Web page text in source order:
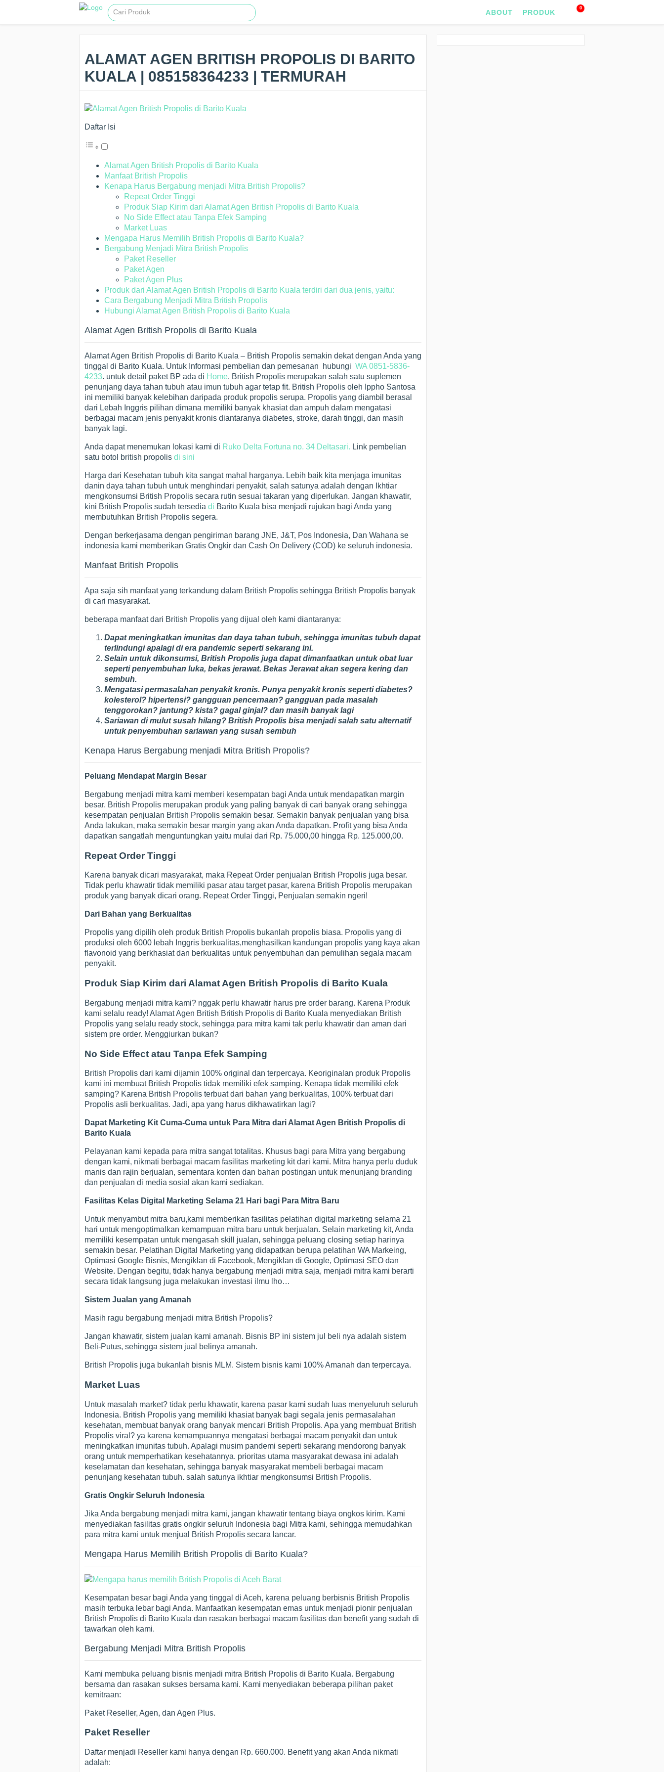
0
ABOUT PRODUK
ALAMAT AGEN BRITISH PROPOLIS DI BARITO
KUALA | 085158364233 | TERMURAH
Daftar Isi
Alamat Agen British Propolis di Barito Kuala
Manfaat British Propolis
Kenapa Harus Bergabung menjadi Mitra British Propolis?
Repeat Order Tinggi
Produk Siap Kirim dari Alamat Agen British Propolis di Barito Kuala
No Side Effect atau Tanpa Efek Samping
Market Luas
Mengapa Harus Memilih British Propolis di Barito Kuala?
Bergabung Menjadi Mitra British Propolis
Paket Reseller
Paket Agen
Paket Agen Plus
Produk dari Alamat Agen British Propolis di Barito Kuala terdiri dari dua jenis, yaitu:
Cara Bergabung Menjadi Mitra British Propolis
Hubungi Alamat Agen British Propolis di Barito Kuala
Alamat Agen British Propolis di Barito Kuala
Alamat Agen British Propolis di Barito Kuala – British Propolis semakin dekat dengan Anda yang
tinggal di Barito Kuala. Untuk Informasi pembelian dan pemesanan hubungi WA 0851-5836-
4233. untuk detail paket BP ada di Home. British Propolis merupakan salah satu suplemen
penunjang daya tahan tubuh atau imun tubuh agar tetap fit. British Propolis oleh Ippho Santosa
ini memiliki banyak kelebihan daripada produk propolis serupa. Propolis yang diambil berasal
dari Lebah Inggris pilihan dimana memiliki banyak khasiat dan ampuh dalam mengatasi
berbagai macam jenis penyakit kronis diantaranya diabetes, stroke, darah tinggi, dan masih
banyak lagi.
Anda dapat menemukan lokasi kami di Ruko Delta Fortuna no. 34 Deltasari. Link pembelian
satu botol british propolis di sini
Harga dari Kesehatan tubuh kita sangat mahal harganya. Lebih baik kita menjaga imunitas
danin daya tahan tubuh untuk menghindari penyakit, salah satunya adalah dengan Ikhtiar
mengkonsumsi British Propolis secara rutin sesuai takaran yang diperlukan. Jangan khawatir,
kini British Propolis sudah tersedia di Barito Kuala bisa menjadi rujukan bagi Anda yang
membutuhkan British Propolis segera.
Dengan berkerjasama dengan pengiriman barang JNE, J&T, Pos Indonesia, Dan Wahana se
indonesia kami memberikan Gratis Ongkir dan Cash On Delivery (COD) ke seluruh indonesia.
Manfaat British Propolis
Apa saja sih manfaat yang terkandung dalam British Propolis sehingga British Propolis banyak
di cari masyarakat.
beberapa manfaat dari British Propolis yang dijual oleh kami diantaranya:
Dapat meningkatkan imunitas dan daya tahan tubuh, sehingga imunitas tubuh dapat
terlindungi apalagi di era pandemic seperti sekarang ini.
Selain untuk dikonsumsi, British Propolis juga dapat dimanfaatkan untuk obat luar
seperti penyembuhan luka, bekas jerawat. Bekas Jerawat akan segera kering dan
sembuh.
Mengatasi permasalahan penyakit kronis. Punya penyakit kronis seperti diabetes?
kolesterol? hipertensi? gangguan pencernaan? gangguan pada masalah
tenggorokan? jantung? kista? gagal ginjal? dan masih banyak lagi
Sariawan di mulut susah hilang? British Propolis bisa menjadi salah satu alternatif
untuk penyembuhan sariawan yang susah sembuh
Kenapa Harus Bergabung menjadi Mitra British Propolis?
Peluang Mendapat Margin Besar
Bergabung menjadi mitra kami memberi kesempatan bagi Anda untuk mendapatkan margin
besar. British Propolis merupakan produk yang paling banyak di cari banyak orang sehingga
kesempatan penjualan British Propolis semakin besar. Semakin banyak penjualan yang bisa
Anda lakukan, maka semakin besar margin yang akan Anda dapatkan. Profit yang bisa Anda
dapatkan sangatlah menguntungkan yaitu mulai dari Rp. 75.000,00 hingga Rp. 125.000,00.
Repeat Order Tinggi
Karena banyak dicari masyarakat, maka Repeat Order penjualan British Propolis juga besar.
Tidak perlu khawatir tidak memiliki pasar atau target pasar, karena British Propolis merupakan
produk yang banyak dicari orang. Repeat Order Tinggi, Penjualan semakin ngeri!
Dari Bahan yang Berkualitas
Propolis yang dipilih oleh produk British Propolis bukanlah propolis biasa. Propolis yang di
produksi oleh 6000 lebah Inggris berkualitas,menghasilkan kandungan propolis yang kaya akan
flavonoid yang berkhasiat dan berkualitas untuk penyembuhan dan pemulihan segala macam
penyakit.
Produk Siap Kirim dari Alamat Agen British Propolis di Barito Kuala
Bergabung menjadi mitra kami? nggak perlu khawatir harus pre order barang. Karena Produk
kami selalu ready! Alamat Agen British British Propolis di Barito Kuala menyediakan British
Propolis yang selalu ready stock, sehingga para mitra kami tak perlu khawatir dan aman dari
sistem pre order. Menggiurkan bukan?
No Side Effect atau Tanpa Efek Samping
British Propolis dari kami dijamin 100% original dan terpercaya. Keoriginalan produk Propolis
kami ini membuat British Propolis tidak memiliki efek samping. Kenapa tidak memiliki efek
samping? Karena British Propolis terbuat dari bahan yang berkualitas, 100% terbuat dari
Propolis asli berkualitas. Jadi, apa yang harus dikhawatirkan lagi?
Dapat Marketing Kit Cuma-Cuma untuk Para Mitra dari Alamat Agen British Propolis di
Barito Kuala
Pelayanan kami kepada para mitra sangat totalitas. Khusus bagi para Mitra yang bergabung
dengan kami, nikmati berbagai macam fasilitas marketing kit dari kami. Mitra hanya perlu duduk
manis dan rajin berjualan, sementara konten dan bahan postingan untuk menunjang branding
dan penjualan di media sosial akan kami sediakan.
Fasilitas Kelas Digital Marketing Selama 21 Hari bagi Para Mitra Baru
Untuk menyambut mitra baru,kami memberikan fasilitas pelatihan digital marketing selama 21
hari untuk mengoptimalkan kemampuan mitra baru untuk berjualan. Selain marketing kit, Anda
memiliki kesempatan untuk mengasah skill jualan, sehingga peluang closing setiap harinya
semakin besar. Pelatihan Digital Marketing yang didapatkan berupa pelatihan WA Markeing,
Optimasi Google Bisnis, Mengiklan di Facebook, Mengiklan di Google, Optimasi SEO dan
Website. Dengan begitu, tidak hanya bergabung menjadi mitra saja, menjadi mitra kami berarti
secara tidak langsung juga melakukan investasi ilmu lho…
Sistem Jualan yang Amanah
Masih ragu bergabung menjadi mitra British Propolis?
Jangan khawatir, sistem jualan kami amanah. Bisnis BP ini sistem jul beli nya adalah sistem
Beli-Putus, sehingga sistem jual belinya amanah.
British Propolis juga bukanlah bisnis MLM. Sistem bisnis kami 100% Amanah dan terpercaya.
Market Luas
Untuk masalah market? tidak perlu khawatir, karena pasar kami sudah luas menyeluruh seluruh
Indonesia. British Propolis yang memiliki khasiat banyak bagi segala jenis permasalahan
kesehatan, membuat banyak orang banyak mencari British Propolis. Apa yang membuat British
Propolis viral? ya karena kemampuannya mengatasi berbagai macam penyakit dan untuk
meningkatkan imunitas tubuh. Apalagi musim pandemi seperti sekarang mendorong banyak
orang untuk memperhatikan kesehatannya. prioritas utama masyarakat dewasa ini adalah
keselamatan dan kesehatan, sehingga banyak masyarakat membeli berbagai macam
penunjang kesehatan tubuh. salah satunya ikhtiar mengkonsumsi British Propolis.
Gratis Ongkir Seluruh Indonesia
Jika Anda bergabung menjadi mitra kami, jangan khawatir tentang biaya ongkos kirim. Kami
menyediakan fasilitas gratis ongkir seluruh Indonesia bagi Mitra kami, sehingga memudahkan
para mitra kami untuk menjual British Propolis secara lancar.
Mengapa Harus Memilih British Propolis di Barito Kuala?
Kesempatan besar bagi Anda yang tinggal di Aceh, karena peluang berbisnis British Propolis
masih terbuka lebar bagi Anda. Manfaatkan kesempatan emas untuk menjadi pionir penjualan
British Propolis di Barito Kuala dan rasakan berbagai macam fasilitas dan benefit yang sudah di
tawarkan oleh kami.
Bergabung Menjadi Mitra British Propolis
Kami membuka peluang bisnis menjadi mitra British Propolis di Barito Kuala. Bergabung
bersama dan rasakan sukses bersama kami. Kami menyediakan beberapa pilihan paket
kemitraan:
Paket Reseller, Agen, dan Agen Plus.
Paket Reseller
Daftar menjadi Reseller kami hanya dengan Rp. 660.000. Benefit yang akan Anda nikmati
adalah: